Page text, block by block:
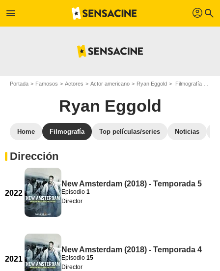
menu profil search
Portada Famosos Actores Actor americano Ryan Eggold Filmografía Ryan Eggold
Ryan Eggold
Home Filmografía Top películas/series Noticias
Dirección
2022
New Amsterdam (2018) - Temporada 5
Episodio 1
Director
2021
New Amsterdam (2018) - Temporada 4
Episodio 15
Director